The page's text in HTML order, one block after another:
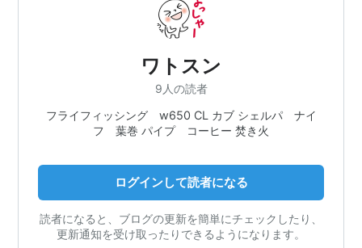
ワトスン
9人の読者
フライフィッシング w650 CL カブ シェルパ ナイ
フ 葉巻 パイプ コーヒー 焚き火
ログインして読者になる
読者になると、ブログの更新を簡単にチェックしたり、
更新通知を受け取ったりできるようになります。